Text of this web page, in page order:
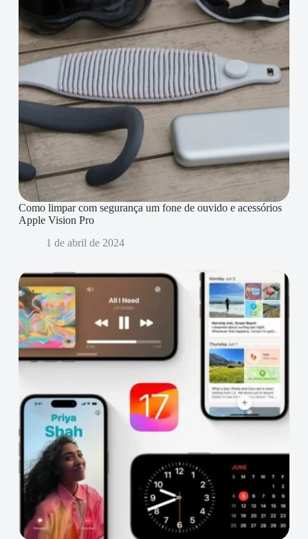
Como limpar com segurança um fone de ouvido e acessórios
Apple Vision Pro
1 de abril de 2024